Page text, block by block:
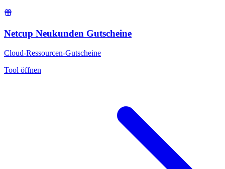
Netcup Neukunden Gutscheine
Cloud-Ressourcen-Gutscheine
Tool öffnen